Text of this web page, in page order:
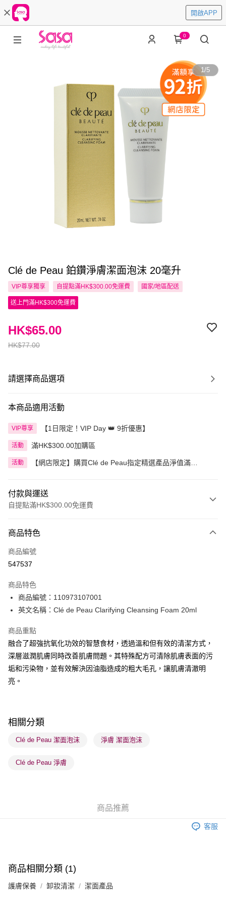
開啟APP
0
1/5
Clé de Peau 鉑鑽淨膚潔面泡沫 20毫升
VIP尊享獨享 自提點滿HK$300.00免運費 國家/地區配送
送上門滿HK$300免運費
HK$77.00
HK$65.00
請選擇商品選項
本商品適用活動
VIP尊享 【1日限定！VIP Day 👑 9折優惠】
活動 滿HK$300.00加購區
活動
【網店限定】購買Clé de Peau指定精選產品淨值滿
付款與運送
自提點滿HK$300.00免運費
信用卡
Apple Pay
PayMe
WeChat Pay
BoC Pay
送貨方式
順豐自助櫃 - 確認發貨後1-3個工作天送達
每筆HK$65.00，滿HK$300.00或以上免運費
每筆HK$65.00，滿HK$300.00或以上免運費
確認發貨後1-3 工作天送達，訂單將隨機分配至SF順豐速運或京東
每筆HK$65.00，滿HK$300.00或以上免運費
每筆HK$20.00，滿HK$100.00或以上免運費
(澳門門市) 只顯示可選門市。確認發貨後2-5個工作天到店，3天內
澳門地區配送 - 確認發貨後1-4個工作天送達
商品特色
商品編號
547537
商品特色
商品編號：110973107001
英文名稱：Clé de Peau Clarifying Cleansing Foam 20ml
商品重點
融合了超強抗氧化功效的智慧食材，透過溫和但有效的清潔方式，
深層滋潤肌膚同時改善肌膚問題。其特殊配方可清除肌膚表面的污
垢和污染物，並有效解決因油脂造成的粗大毛孔，讓肌膚清澈明
亮。
相關分類
Clé de Peau 潔面泡沫 淨膚 潔面泡沫
Clé de Peau 淨膚
商品推薦
客服
商品相關分類 (1)
護膚保養 卸妝清潔 潔面產品